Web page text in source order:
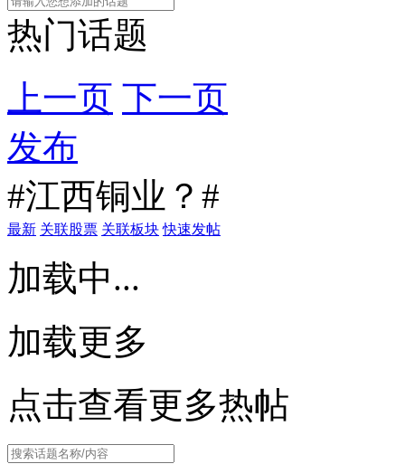
热门话题
上一页 下一页
发布
#江西铜业？#
最新 关联股票 关联板块 快速发帖
加载中...
加载更多
点击查看更多热帖